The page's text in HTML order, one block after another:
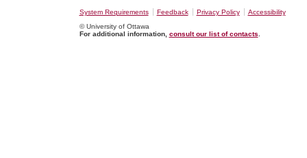
System Requirements Feedback Privacy Policy
Accessibility
© University of Ottawa
For additional information, consult our list of contacts.